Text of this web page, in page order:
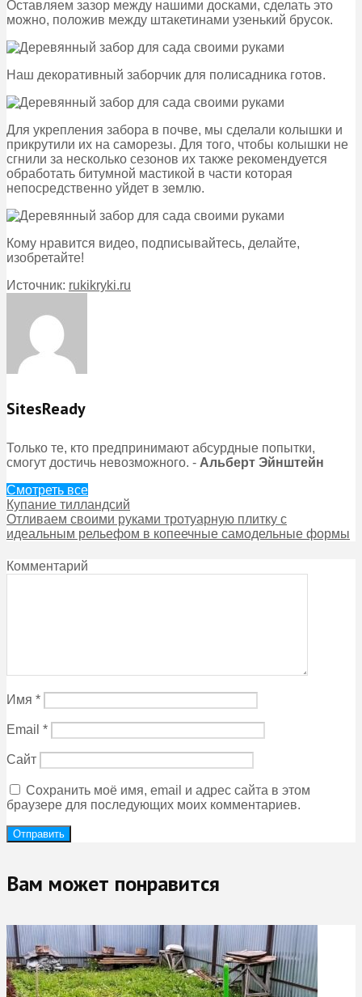
Оставляем зазор между нашими досками, сделать это
можно, положив между штакетинами узенький брусок.
Наш декоративный заборчик для полисадника готов.
Для укрепления забора в почве, мы сделали колышки и
прикрутили их на саморезы. Для того, чтобы колышки не
сгнили за несколько сезонов их также рекомендуется
обработать битумной мастикой в части которая
непосредственно уйдет в землю.
Кому нравится видео, подписывайтесь, делайте,
изобретайте!
Источник: rukikryki.ru
SitesReady
Только те, кто предпринимают абсурдные попытки,
смогут достичь невозможного. - Альберт Эйнштейн
Смотреть все
Купание тилландсий
Отливаем своими руками тротуарную плитку с
идеальным рельефом в копеечные самодельные формы
Комментарий
Имя *
Email *
Сайт
Сохранить моё имя, email и адрес сайта в этом
браузере для последующих моих комментариев.
Вам может понравится